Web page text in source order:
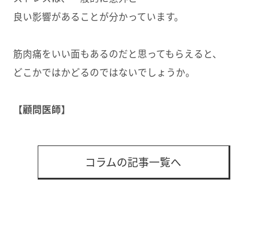
良い影響があることが分かっています。
筋肉痛をいい面もあるのだと思ってもらえると、
どこかではかどるのではないでしょうか。
【顧問医師】
コラムの記事一覧へ